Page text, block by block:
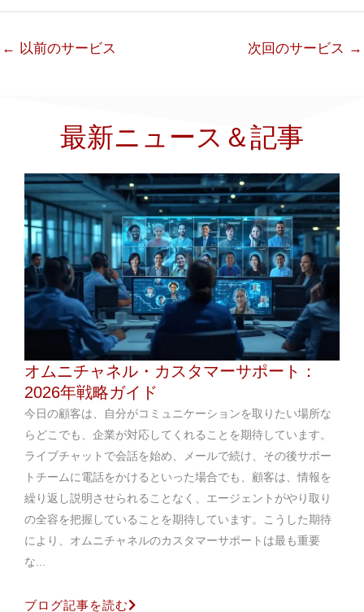
← 以前のサービス 次回のサービス →
最新ニュース＆記事
オムニチャネル・カスタマーサポート：
2026年戦略ガイド
今日の顧客は、自分がコミュニケーションを取りたい場所な
らどこでも、企業が対応してくれることを期待しています。
ライブチャットで会話を始め、メールで続け、その後サポー
トチームに電話をかけるといった場合でも、顧客は、情報を
繰り返し説明させられることなく、エージェントがやり取り
の全容を把握していることを期待しています。こうした期待
により、オムニチャネルのカスタマーサポートは最も重要
な...
ブログ記事を読む